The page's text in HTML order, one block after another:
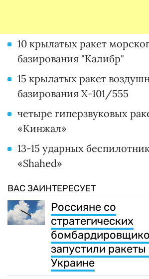
10 крылатых ракет
базирования "Калибр"
15 крылатых ракет
базирования Х-101/555
четыре гиперзвуковых
«Кинжал»
13-15 ударных
«Shahed»
ВАС ЗАИНТЕРЕСУЕТ
Россияне со
стратегических
запустили ракеты
Украине